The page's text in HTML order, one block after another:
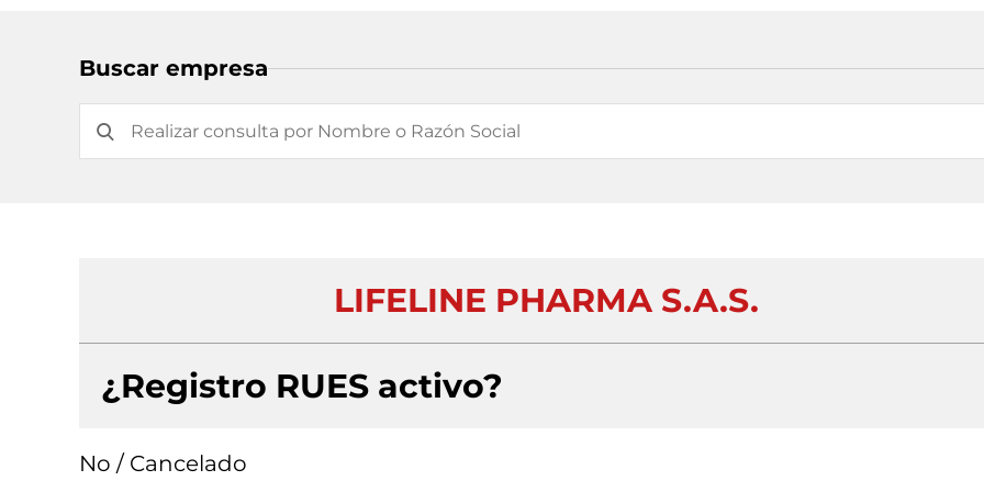
Buscar empresa
LIFELINE PHARMA S.A.S.
¿Registro RUES activo?
No / Cancelado